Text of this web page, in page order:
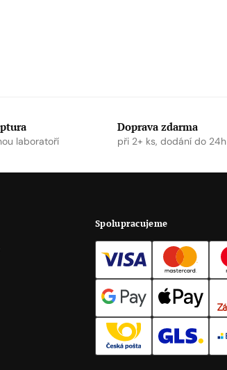
laboratoří
Doprava zdarma
při 2+ ks, dodání do 24h
Spolupracujeme